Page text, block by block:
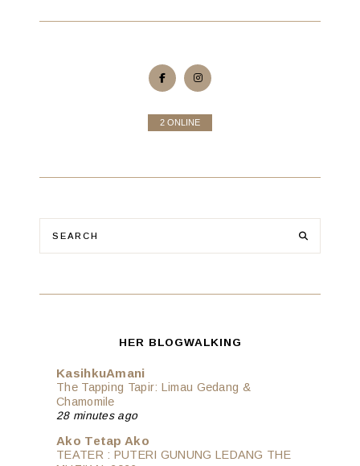
2 ONLINE
HER BLOGWALKING
KasihkuAmani
The Tapping Tapir: Limau Gedang &
Chamomile
28 minutes ago
Ako Tetap Ako
TEATER : PUTERI GUNUNG LEDANG THE